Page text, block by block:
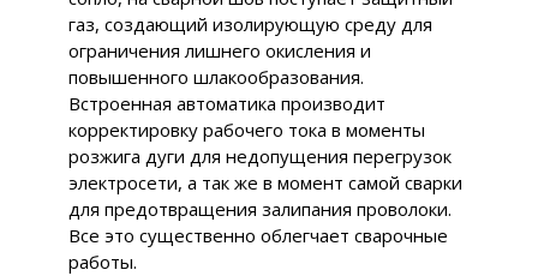
газ, создающий изолирующую среду для
ограничения лишнего окисления и
повышенного шлакообразования.
Встроенная автоматика производит
корректировку рабочего тока в моменты
розжига дуги для недопущения перегрузок
электросети, а так же в момент самой сварки
для предотвращения залипания проволоки.
Все это существенно облегчает сварочные
работы.